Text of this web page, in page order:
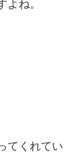
ね。
てくれてい